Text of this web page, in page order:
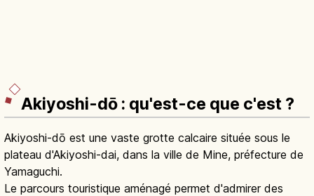
Akiyoshi-dō : qu'est-ce que c'est ?
Akiyoshi-dō est une vaste grotte calcaire située sous le
plateau d'Akiyoshi-dai, dans la ville de Mine, préfecture de
Yamaguchi.
Le parcours touristique aménagé permet d'admirer des